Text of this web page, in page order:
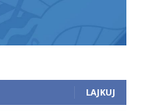
LAJKUJ